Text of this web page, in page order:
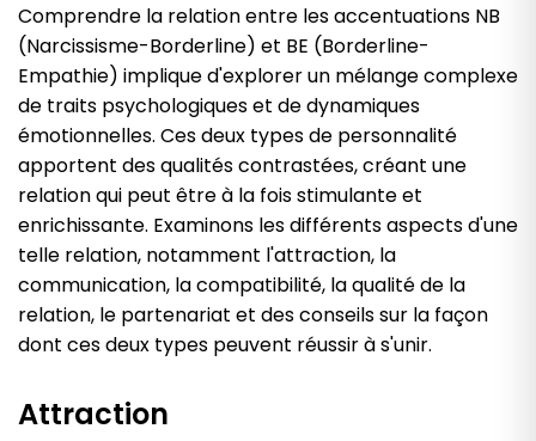
Comprendre la relation entre les accentuations NB
(Narcissisme-Borderline) et BE (Borderline-
Empathie) implique d'explorer un mélange complexe
de traits psychologiques et de dynamiques
émotionnelles. Ces deux types de personnalité
apportent des qualités contrastées, créant une
relation qui peut être à la fois stimulante et
enrichissante. Examinons les différents aspects d'une
telle relation, notamment l'attraction, la
communication, la compatibilité, la qualité de la
relation, le partenariat et des conseils sur la façon
dont ces deux types peuvent réussir à s'unir.
Attraction